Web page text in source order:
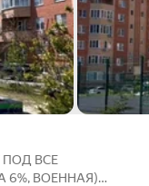
BСE
6%, BOEННАЯ)